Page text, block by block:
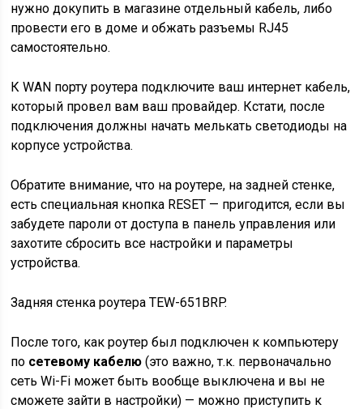
нужно докупить в магазине отдельный кабель, либо
провести его в доме и обжать разъемы RJ45
самостоятельно.
К WAN порту роутера подключите ваш интернет кабель,
который провел вам ваш провайдер. Кстати, после
подключения должны начать мелькать светодиоды на
корпусе устройства.
Обратите внимание, что на роутере, на задней стенке,
есть специальная кнопка RESET — пригодится, если вы
забудете пароли от доступа в панель управления или
захотите сбросить все настройки и параметры
устройства.
Задняя стенка роутера TEW-651BRP.
После того, как роутер был подключен к компьютеру
по сетевому кабелю (это важно, т.к. первоначально
сеть Wi-Fi может быть вообще выключена и вы не
сможете зайти в настройки) — можно приступить к